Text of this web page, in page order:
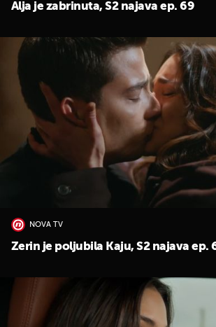
Alja je zabrinuta, S2 najava ep. 69
NOVA TV
Zerin je poljubila Kaju, S2 najava ep.